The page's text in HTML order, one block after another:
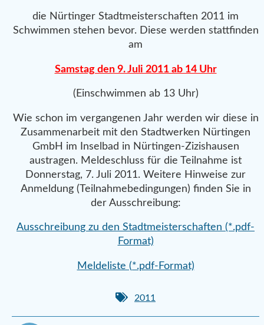
die Nürtinger Stadtmeisterschaften 2011 im
Schwimmen stehen bevor. Diese werden stattfinden
am
Samstag den 9. Juli 2011 ab 14 Uhr
(Einschwimmen ab 13 Uhr)
Wie schon im vergangenen Jahr werden wir diese in
Zusammenarbeit mit den Stadtwerken Nürtingen
GmbH im Inselbad in Nürtingen-Zizishausen
austragen. Meldeschluss für die Teilnahme ist
Donnerstag, 7. Juli 2011. Weitere Hinweise zur
Anmeldung (Teilnahmebedingungen) finden Sie in
der Ausschreibung:
Ausschreibung zu den Stadtmeisterschaften (*.pdf-
Format)
Meldeliste (*.pdf-Format)
2011